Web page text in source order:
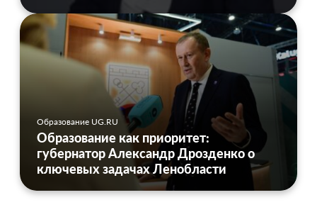
Образование UG.RU
Образование как приоритет:
губернатор Александр Дрозденко о
ключевых задачах Ленобласти